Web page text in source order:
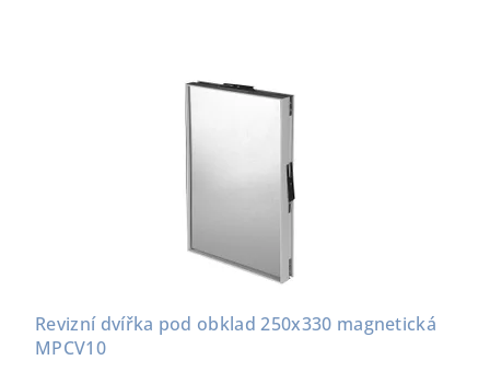
Revizní dvířka pod obklad 250x330 magnetická
MPCV10